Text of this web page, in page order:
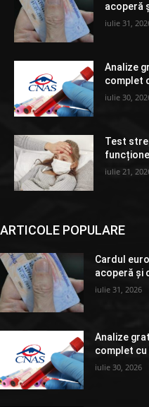
acoperă
iulie 31,
Analize
complet
iulie 30,
Test
iulie 21,
ARTICOLE POPULARE
Cardul
acoperă și
iulie 31, 2026
Analize
complet
iulie 30, 2026